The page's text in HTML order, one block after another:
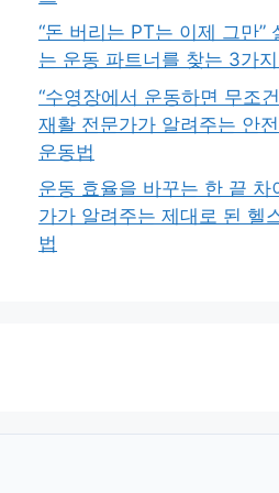
“돈 버리는 PT는 이제 그만”
는 운동 파트너를 찾는 3가
“수영장에서 운동하면 무조
재활 전문가가 알려주는 안
운동법
운동 효율을 바꾸는 한 끝 차
가가 알려주는 제대로 된 헬
법